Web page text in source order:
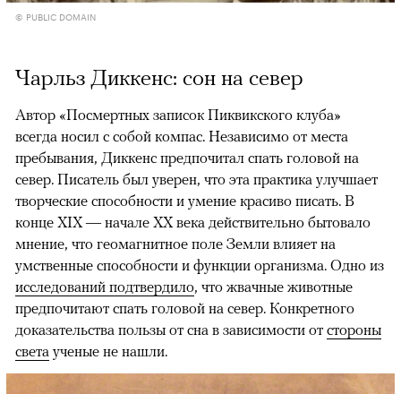
© PUBLIC DOMAIN
Чарльз Диккенс: сон на север
Автор «Посмертных записок Пиквикского клуба»
всегда носил с собой компас. Независимо от места
пребывания, Диккенс предпочитал спать головой на
север. Писатель был уверен, что эта практика улучшает
творческие способности и умение красиво писать. В
конце XIX — начале XX века действительно бытовало
мнение, что геомагнитное поле Земли влияет на
умственные способности и функции организма. Одно из
исследований подтвердило, что жвачные животные
предпочитают спать головой на север. Конкретного
доказательства пользы от сна в зависимости от стороны
света ученые не нашли.